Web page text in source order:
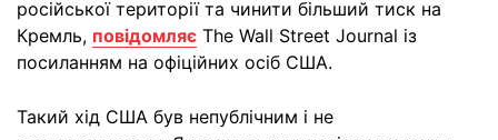
російської території та чинити більший тиск на
Кремль, повідомляє The Wall Street Journal із
посиланням на офіційних осіб США.
Такий хід США був непублічним і не